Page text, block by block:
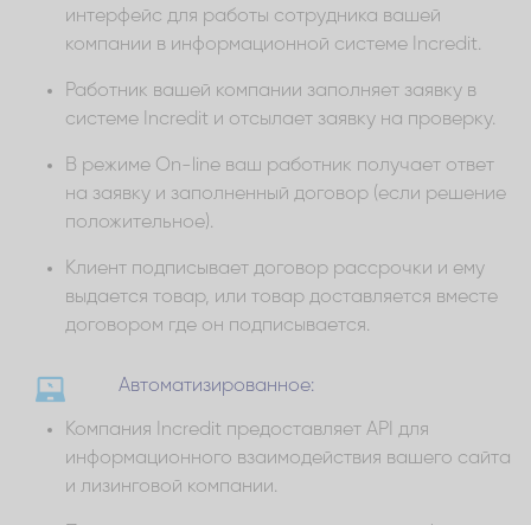
интерфейс для работы сотрудника вашей
компании в информационной системе Incredit.
Работник вашей компании заполняет заявку в
системе Incredit и отсылает заявку на проверку.
В режиме On-line ваш работник получает ответ
на заявку и заполненный договор (если решение
положительное).
Клиент подписывает договор рассрочки и ему
выдается товар, или товар доставляется вместе
договором где он подписывается.
Автоматизированное:
Компания Incredit предоставляет API для
информационного взаимодействия вашего сайта
и лизинговой компании.